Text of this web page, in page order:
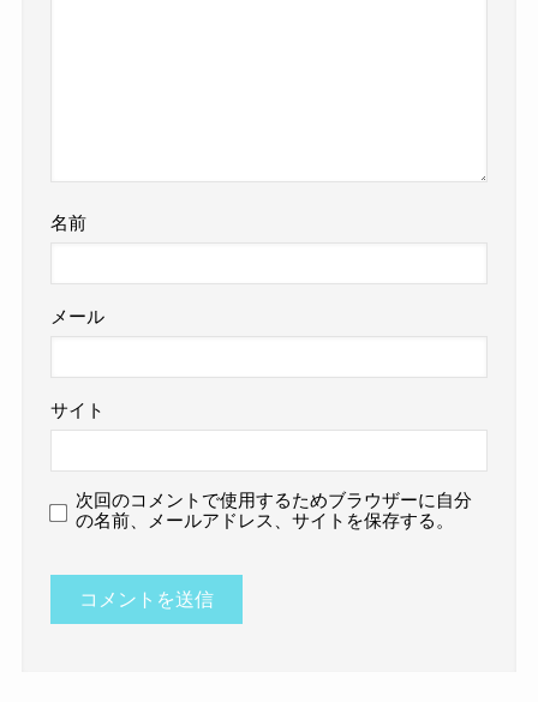
名前
メール
サイト
次回のコメントで使用するためブラウザーに自分
の名前、メールアドレス、サイトを保存する。